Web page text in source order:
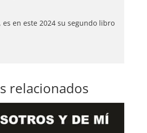
es en este 2024 su segundo libro
relacionados